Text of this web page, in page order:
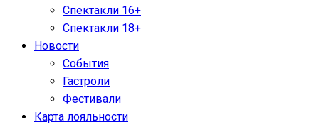
Спектакли 16+
Спектакли 18+
Новости
События
Гастроли
Фестивали
Карта лояльности